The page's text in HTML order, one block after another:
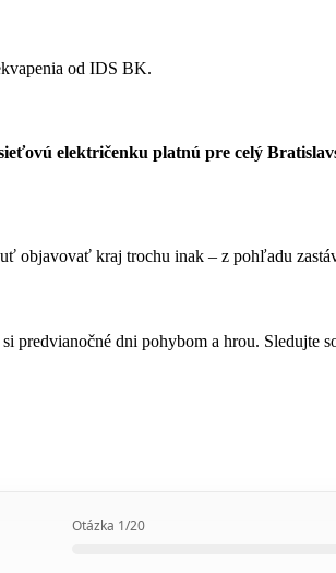
od IDS BK.
električenku platnú pre celý
objavovať kraj trochu inak – z pohľadu
dni pohybom a hrou. Sledujte
Otázka 1/20